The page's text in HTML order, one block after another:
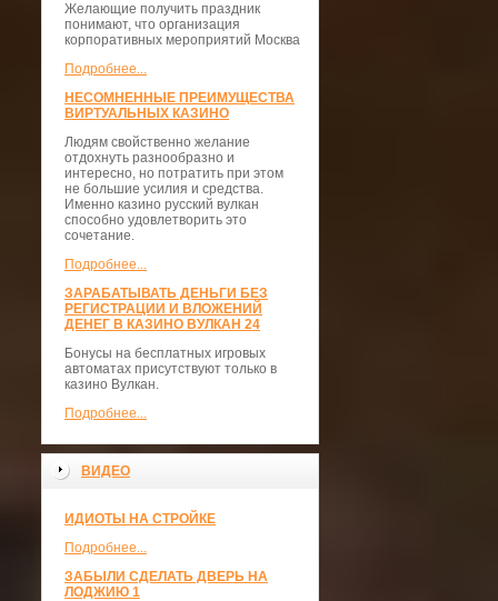
Желающие получить праздник
понимают, что организация
корпоративных мероприятий Москва
Подробнее...
НЕСОМНЕННЫЕ ПРЕИМУЩЕСТВА
ВИРТУАЛЬНЫХ КАЗИНО
Людям свойственно желание
отдохнуть разнообразно и
интересно, но потратить при этом
не большие усилия и средства.
Именно казино русский вулкан
способно удовлетворить это
сочетание.
Подробнее...
ЗАРАБАТЫВАТЬ ДЕНЬГИ БЕЗ
РЕГИСТРАЦИИ И ВЛОЖЕНИЙ
ДЕНЕГ В КАЗИНО ВУЛКАН 24
Бонусы на бесплатных игровых
автоматах присутствуют только в
казино Вулкан.
Подробнее...
ВИДЕО
ИДИОТЫ НА СТРОЙКЕ
Подробнее...
ЗАБЫЛИ СДЕЛАТЬ ДВЕРЬ НА
ЛОДЖИЮ 1